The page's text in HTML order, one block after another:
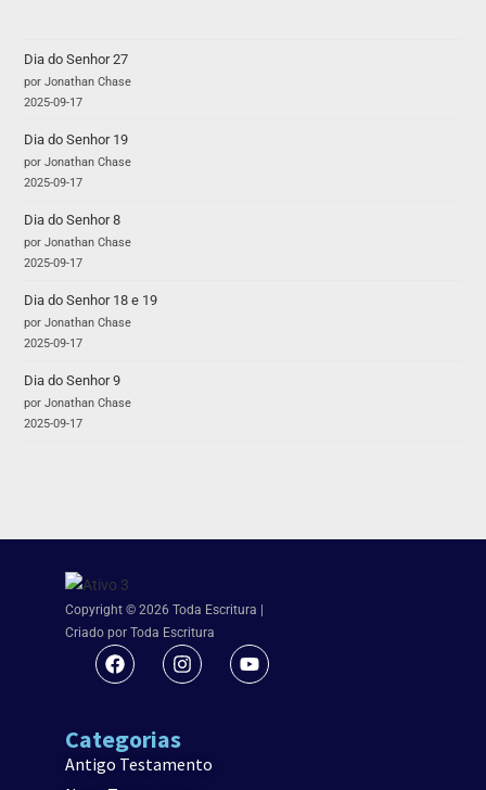
Dia do Senhor 27
por Jonathan Chase
2025-09-17
Dia do Senhor 19
por Jonathan Chase
2025-09-17
Dia do Senhor 8
por Jonathan Chase
2025-09-17
Dia do Senhor 18 e 19
por Jonathan Chase
2025-09-17
Dia do Senhor 9
por Jonathan Chase
2025-09-17
Copyright © 2026 Toda Escritura |
Criado por Toda Escritura
Categorias
Antigo Testamento